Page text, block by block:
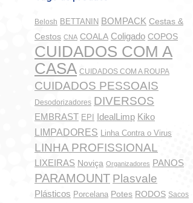
Belosh BETTANIN BOMPACK Cestas &
Cestos CNA COALA Coligado COPOS
CUIDADOS COM A
CASA CUIDADOS COM A ROUPA
CUIDADOS PESSOAIS
Desodorizadores DIVERSOS
EMBRAST EPI IdealLimp Kiko
LIMPADORES Linha Contra o Virus
LINHA PROFISSIONAL
LIXEIRAS Noviça Organizadores PANOS
PARAMOUNT Plasvale
Plásticos Porcelana Potes RODOS Sacos